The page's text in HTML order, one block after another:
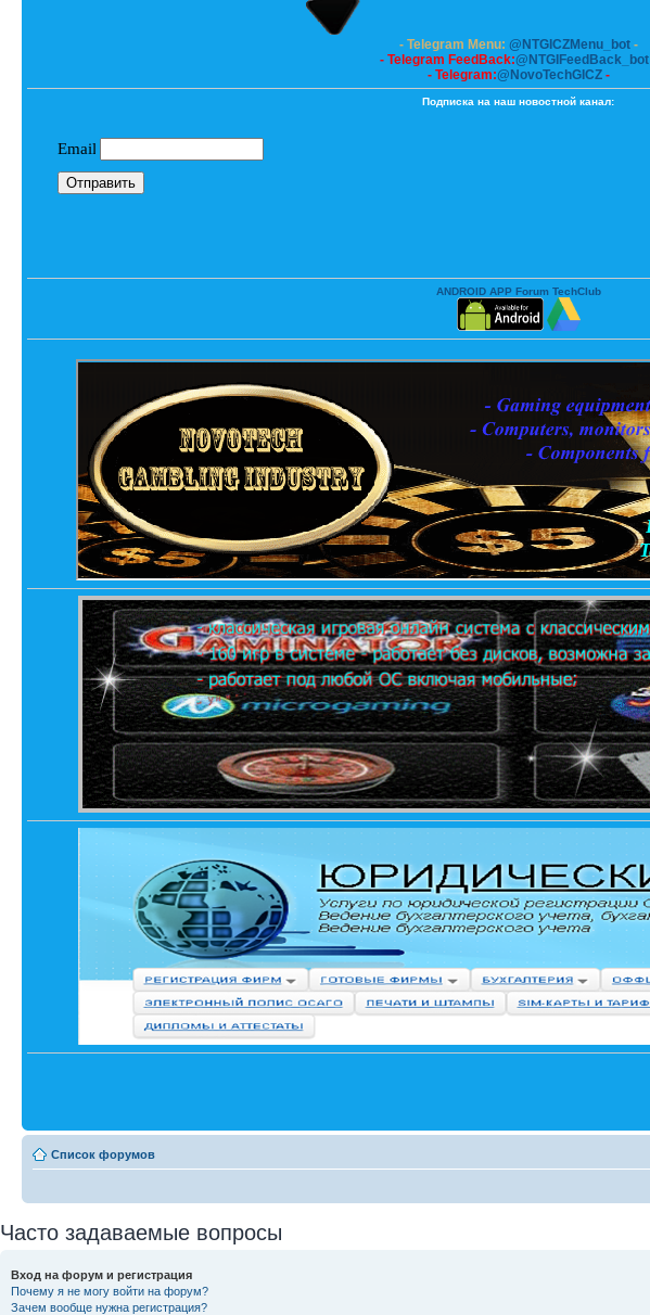
- Telegram Menu: @NTGICZMenu_bot-
- Telegram FeedBack:@NTGIFeedBack_bot
- Telegram:@NovoTechGICZ-
Подписка на наш новостной канал:
ANDROID APP Forum TechClub
Список форумов
Часто задаваемые вопросы
Вход на форум и регистрация
Почему я не могу войти на форум?
Зачем вообще нужна регистрация?